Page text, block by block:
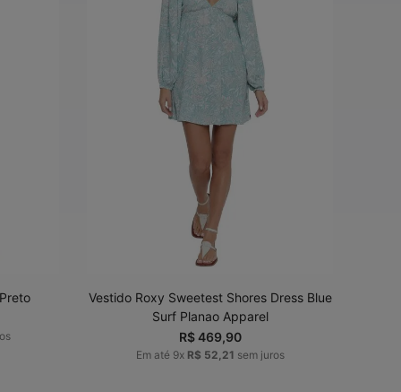
P M
ADICIONAR AO
CARRINHO
Vestido Roxy Sweetest Shores Dress Blue
Surf Planao Apparel
R$469,90
Em até 9x R$ 52,21 sem juros